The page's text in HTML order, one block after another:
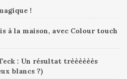
!
à la maison, avec Colour touch
: Un résultat trèèèèèès
blancs ?)